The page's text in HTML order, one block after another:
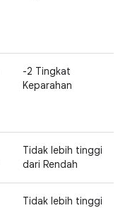
-2 Tingkat
Keparahan
Tidak lebih tinggi
dari Rendah
Tidak lebih tinggi